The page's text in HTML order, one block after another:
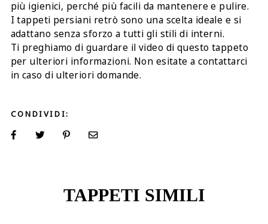
più igienici, perché più facili da mantenere e pulire.
I tappeti persiani retrò sono una scelta ideale e si
adattano senza sforzo a tutti gli stili di interni.
Ti preghiamo di guardare il video di questo tappeto
per ulteriori informazioni. Non esitate a contattarci
in caso di ulteriori domande.
CONDIVIDI:
TAPPETI SIMILI